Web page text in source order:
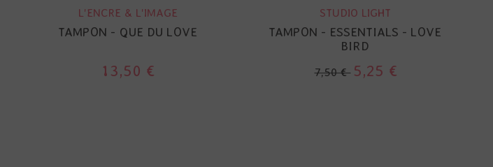
L'ENCRE & L'IMAGE
TAMPON - QUE DU LOVE
13,50 €
STUDIO LIGHT
TAMPON - ESSENTIALS - LOVE
BIRD
7,50 € 5,25 €